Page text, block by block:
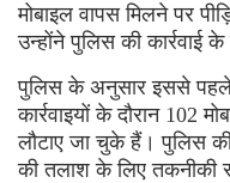
मोबाइल वापस मिलने पर
उन्होंने पुलिस की कार्रवाई
पुलिस के अनुसार इससे पहले
कार्रवाइयों के दौरान 102
लौटाए जा चुके हैं। पुलिस
की तलाश के लिए तकनीकी